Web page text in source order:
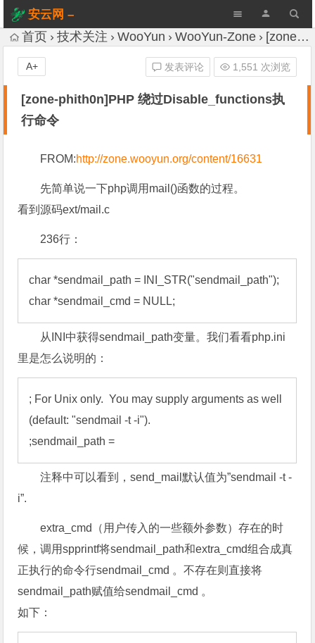
安云网 –
AnYun.ORG
首页 技术关注 WooYun WooYun-Zone [zone-phith0n]PHP 绕过Disable_functions执行命令
[zone-phith0n]PHP 绕过Disable_functions执
行命令
发表评论 1,551 次浏览
A+
FROM:http://zone.wooyun.org/content/16631
先简单说一下php调用mail()函数的过程。
看到源码ext/mail.c
236行：
char *sendmail_path = INI_STR("sendmail_path");
char *sendmail_cmd = NULL;
从INI中获得sendmail_path变量。我们看看php.ini
里是怎么说明的：
; For Unix only.  You may supply arguments as well
(default: "sendmail -t -i").
;sendmail_path =
注释中可以看到，send_mail默认值为”sendmail -t -
i”.
extra_cmd（用户传入的一些额外参数）存在的时
候，调用spprintf将sendmail_path和extra_cmd组合成真
正执行的命令行sendmail_cmd 。不存在则直接将
sendmail_path赋值给sendmail_cmd 。
如下：